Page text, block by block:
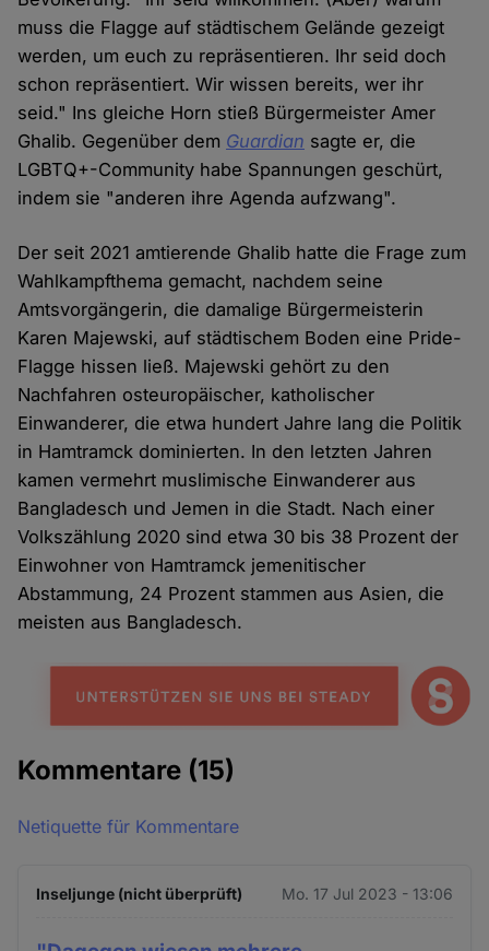
muss die Flagge auf städtischem Gelände gezeigt
werden, um euch zu repräsentieren. Ihr seid doch
schon repräsentiert. Wir wissen bereits, wer ihr
seid." Ins gleiche Horn stieß Bürgermeister Amer
Ghalib. Gegenüber dem Guardian sagte er, die
LGBTQ+-Community habe Spannungen geschürt,
indem sie "anderen ihre Agenda aufzwang".
Der seit 2021 amtierende Ghalib hatte die Frage zum
Wahlkampfthema gemacht, nachdem seine
Amtsvorgängerin, die damalige Bürgermeisterin
Karen Majewski, auf städtischem Boden eine Pride-
Flagge hissen ließ. Majewski gehört zu den
Nachfahren osteuropäischer, katholischer
Einwanderer, die etwa hundert Jahre lang die Politik
in Hamtramck dominierten. In den letzten Jahren
kamen vermehrt muslimische Einwanderer aus
Bangladesch und Jemen in die Stadt. Nach einer
Volkszählung 2020 sind etwa 30 bis 38 Prozent der
Einwohner von Hamtramck jemenitischer
Abstammung, 24 Prozent stammen aus Asien, die
meisten aus Bangladesch.
Kommentare (15)
Netiquette für Kommentare
Inseljunge (nicht überprüft) Mo. 17 Jul 2023 - 13:06